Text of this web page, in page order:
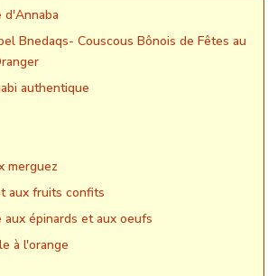
d'Annaba
Bnedaqs- Couscous Bônois de Fêtes au
authentique
merguez
aux fruits confits
aux épinards et aux oeufs
à l'orange